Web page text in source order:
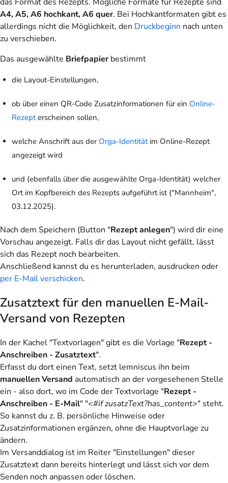
A4, A5, A6 hochkant, A6 quer. Bei Hochkantformaten gibt es
allerdings nicht die Möglichkeit, den Druckbeginn nach unten
zu verschieben.
Das ausgewählte Briefpapierbestimmt
die Layout-Einstellungen,
ob über einen QR-Code Zusatzinformationen für ein Online-
Rezepterscheinen sollen,
welche Anschrift aus der Orga-Identitätim Online-Rezept
angezeigt wird
und (ebenfalls über die ausgewählte Orga-Identität) welcher
Ort im Kopfbereich des Rezepts aufgeführt ist ("Mannheim",
03.12.2025).
Nach dem Speichern (Button "Rezept anlegen") wird dir eine
Vorschau angezeigt. Falls dir das Layout nicht gefällt, lässt
sich das Rezept noch bearbeiten.
Anschließend kannst du es herunterladen, ausdrucken oder
per E-Mail verschicken.
Zusatztext für den manuellen E-Mail-
Versand von Rezepten
In der Kachel "Textvorlagen" gibt es die Vorlage "Rezept -
Anschreiben - Zusatztext".
Erfasst du dort einen Text, setzt lemniscus ihn beim
manuellen Versand automatisch an der vorgesehenen Stelle
ein - also dort, wo im Code der Textvorlage "Rezept -
Anschreiben - E-Mail" "<#if zusatzText?has_content>" steht.
So kannst du z. B. persönliche Hinweise oder
Zusatzinformationen ergänzen, ohne die Hauptvorlage zu
ändern.
Im Versanddialog ist im Reiter "Einstellungen" dieser
Zusatztext dann bereits hinterlegt und lässt sich vor dem
Senden noch anpassen oder löschen.